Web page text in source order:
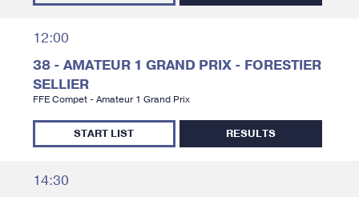
12:00
38 - AMATEUR 1 GRAND PRIX - FORESTIER
SELLIER
FFE Compet - Amateur 1 Grand Prix
START LIST RESULTS
14:30